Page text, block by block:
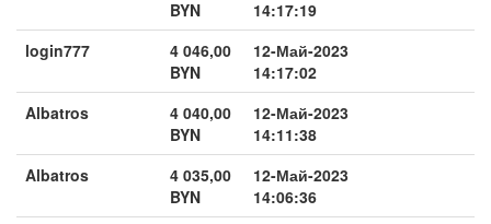
BYN
14:17:19
login777
4 046,00
BYN
12-Май-2023
14:17:02
Albatros
4 040,00
BYN
12-Май-2023
14:11:38
Albatros
4 035,00
BYN
12-Май-2023
14:06:36